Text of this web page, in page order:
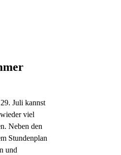
Juli kannst
viel
Neben den
Stundenplan
und